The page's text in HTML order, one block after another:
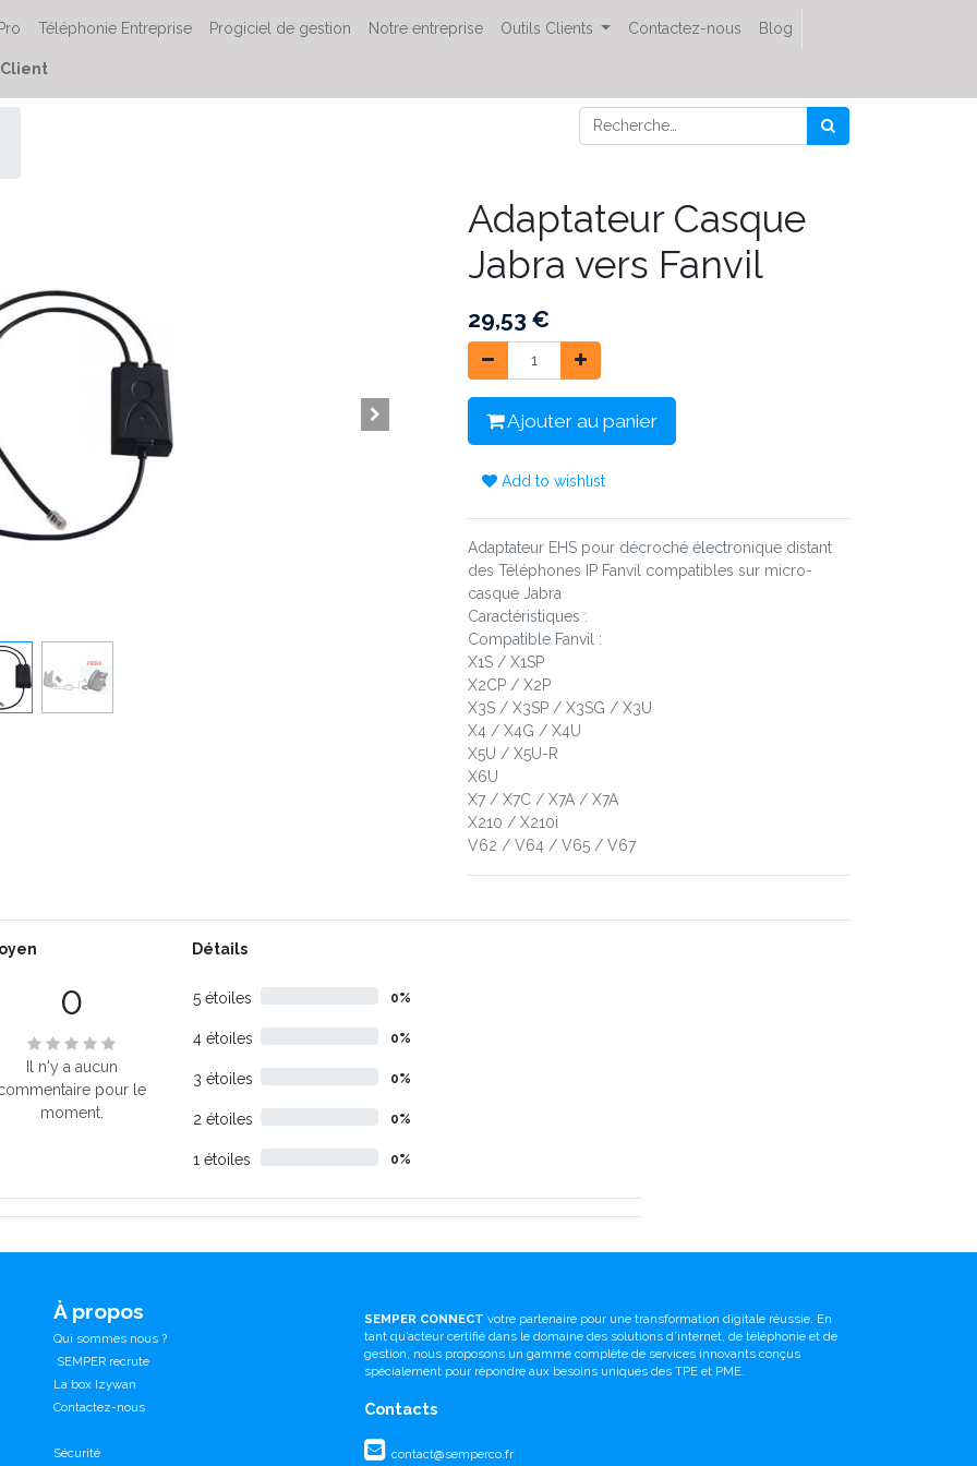
Téléphonie Entreprise Progiciel de gestion Notre entreprise Outils Clients Contactez-nous Blog
Adaptateur Casque
Jabra vers Fanvil
29,53 €
Ajouter au panier
Add to wishlist
Adaptateur EHS pour décroché électronique distant
des Téléphones IP Fanvil compatibles sur micro-
casque Jabra
Caractéristiques :
Compatible Fanvil :
X1S / X1SP
X2CP / X2P
X3S / X3SP / X3SG / X3U
X4 / X4G / X4U
X5U / X5U-R
X6U
X7 / X7C / X7A / X7A
X210 / X210i
V62 / V64 / V65 / V67
0
Il n'y a aucun
pour le
moment.
Détails
5 étoiles 0%
4 étoiles 0%
3 étoiles 0%
2 étoiles 0%
1 étoiles 0%
À propos
Qui sommes nous ?
SEMPER recrute
La box Izywan
Contactez-nous
Sécurité
SEMPER CONNECT votre partenaire pour une transformation digitale réussie. En
tant qu’acteur certifié dans le domaine des solutions d'internet, de téléphonie et de
gestion, nous proposons un gamme complète de services innovants conçus
spécialement pour répondre aux besoins uniques des TPE et PME.
Contacts
contact@semperco.fr